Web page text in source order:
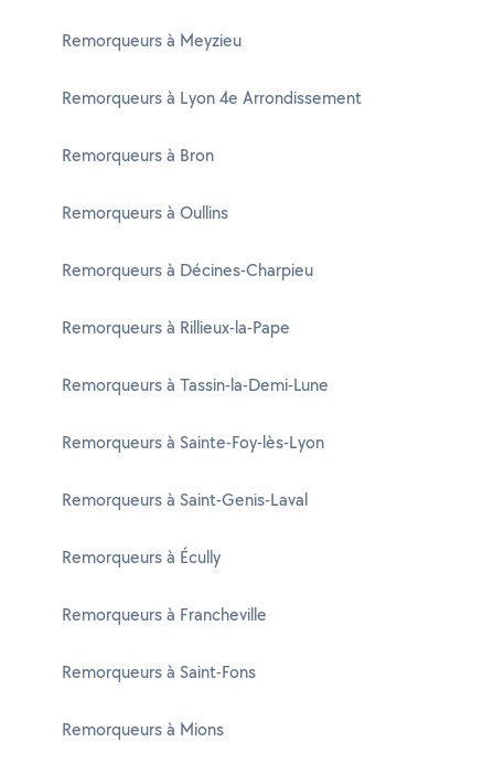
Remorqueurs à Meyzieu
Remorqueurs à Lyon 4e Arrondissement
Remorqueurs à Bron
Remorqueurs à Oullins
Remorqueurs à Décines-Charpieu
Remorqueurs à Rillieux-la-Pape
Remorqueurs à Tassin-la-Demi-Lune
Remorqueurs à Sainte-Foy-lès-Lyon
Remorqueurs à Saint-Genis-Laval
Remorqueurs à Écully
Remorqueurs à Francheville
Remorqueurs à Saint-Fons
Remorqueurs à Mions